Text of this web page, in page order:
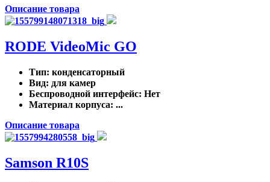
Описание товара
RODE VideoMic GO
Тип: конденсаторный
Вид: для камер
Беспроводной интерфейс: Нет
Материал корпуса: ...
Описание товара
Samson R10S